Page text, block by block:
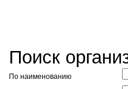
Поиск
По наименованию